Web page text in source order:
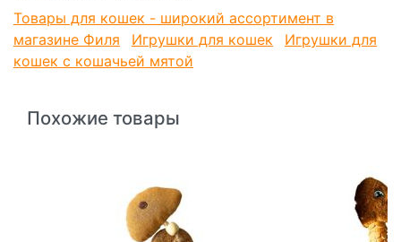
Товары для кошек - широкий ассортимент в
магазине Филя
Игрушки для кошек
Игрушки для
кошек с кошачьей мятой
Похожие товары